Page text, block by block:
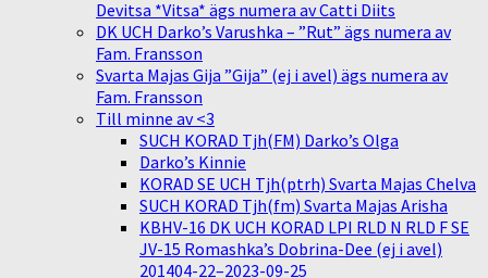
Devitsa *Vitsa* ägs numera av Catti Diits
DK UCH Darko’s Varushka – ”Rut” ägs numera av
Fam. Fransson
Svarta Majas Gija ”Gija” (ej i avel) ägs numera av
Fam. Fransson
Till minne av <3
SUCH KORAD Tjh(FM) Darko’s Olga
Darko’s Kinnie
KORAD SE UCH Tjh(ptrh) Svarta Majas Chelva
SUCH KORAD Tjh(fm) Svarta Majas Arisha
KBHV-16 DK UCH KORAD LPI RLD N RLD F SE
JV-15 Romashka’s Dobrina-Dee (ej i avel)
201404-22–2023-09-25